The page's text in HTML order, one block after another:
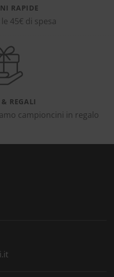
RAPIDE
45€ di spesa
REGALI
campioncini in regalo